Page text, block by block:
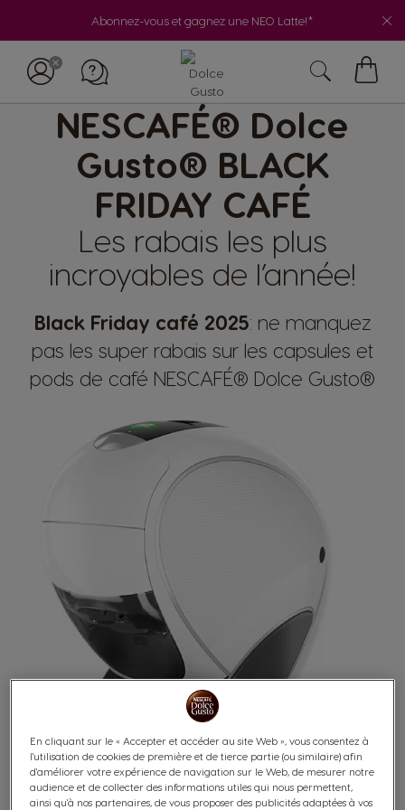
Abonnez-vous et gagnez une NEO Latte!*
NESCAFÉ® Dolce
Gusto® BLACK
FRIDAY CAFÉ
Les rabais les plus
incroyables de l’année!
Black Friday café 2025: ne manquez
pas les super rabais sur les capsules et
pods de café NESCAFÉ® Dolce Gusto®
En cliquant sur le « Accepter et accéder au site Web », vous consentez à
l'utilisation de cookies de première et de tierce partie (ou similaire) afin
d'améliorer votre expérience de navigation sur le Web, de mesurer notre
audience et de collecter des informations utiles qui nous permettent,
ainsi qu'à nos partenaires, de vous proposer des publicités adaptées à vos